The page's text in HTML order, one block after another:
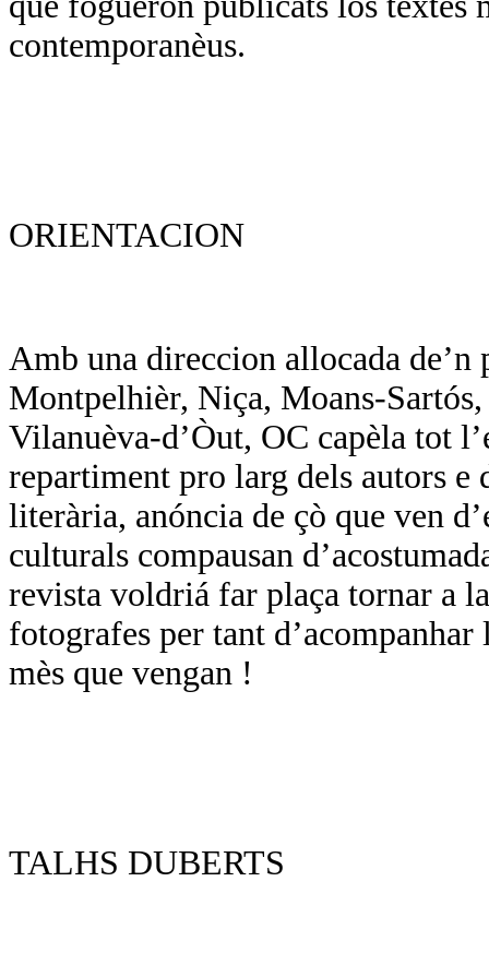
contemporanèus.
ORIENTACION
Amb una direccion allocada
Montpelhièr, Niça, Moans-
Vilanuèva-d’Òut, OC capèla tot
repartiment pro larg dels autors e
literària, anóncia de çò que ven
culturals compausan
revista voldriá far plaça tornar a
fotografes per tant
mès que vengan !
TALHS DUBERTS